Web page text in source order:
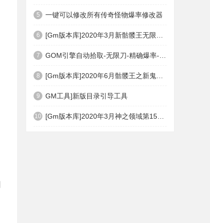
5 一键可以修改所有传奇怪物爆率修改器
6
7
8
9 GM工具]新版目录引导工具
10